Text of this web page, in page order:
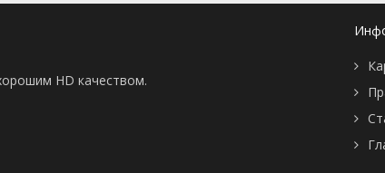
HD качеством.